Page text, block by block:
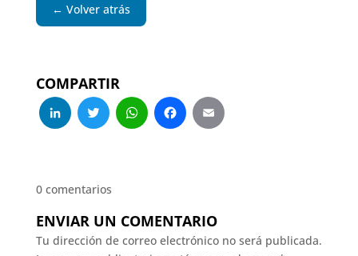
← Volver atrás
COMPARTIR
LinkedIn
Twitter
WhatsApp
Facebook
0 comentarios
ENVIAR UN COMENTARIO
Tu dirección de correo electrónico no será publicada.